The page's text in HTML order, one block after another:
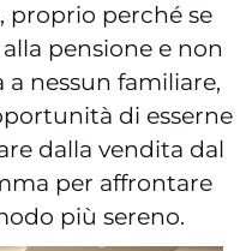
proprio perché se
pensione e non
a nessun familiare,
di esserne
dalla vendita dal
per affrontare
più sereno.